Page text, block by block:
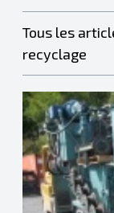
Tous les
recyclage